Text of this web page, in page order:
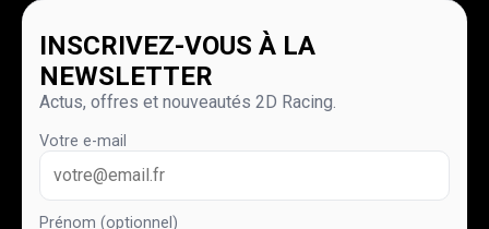
INSCRIVEZ-VOUS À LA
NEWSLETTER
Actus, offres et nouveautés 2D Racing.
Votre e-mail
Prénom (optionnel)